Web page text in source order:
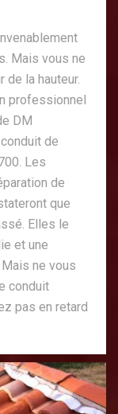
Mais vous ne
la hauteur.
professionnel
DM
de
Les
de
que
Elles le
et une
ne vous
conduit
pas en retard